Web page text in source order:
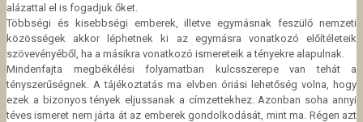
alázattal el is fogadjuk őket.
Többségi és kisebbségi emberek, illetve egymásnak feszülő nemzeti
közösségek akkor léphetnek ki az egymásra vonatkozó előítéleteik
szövevényéből, ha a másikra vonatkozó ismereteik a tényekre alapulnak.
Mindenfajta megbékélési folyamatban kulcsszerepe van tehát a
tényszerűségnek. A tájékoztatás ma elvben óriási lehetőség volna, hogy
ezek a bizonyos tények eljussanak a címzettekhez. Azonban soha annyi
téves ismeret nem járta át az emberek gondolkodását, mint ma. Régen azt